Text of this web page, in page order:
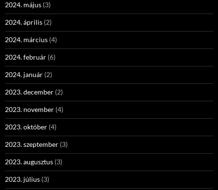
2024. május (3)
2024. április (2)
2024. március (4)
2024. február (6)
2024. január (2)
2023. december (2)
2023. november (4)
2023. október (4)
2023. szeptember (3)
2023. augusztus (3)
2023. július (3)